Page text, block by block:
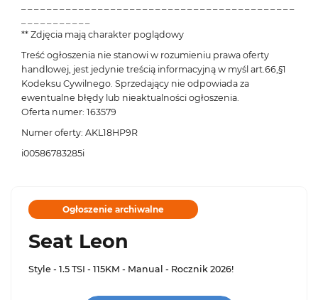
** Zdjęcia mają charakter poglądowy
Treść ogłoszenia nie stanowi w rozumieniu prawa oferty
handlowej, jest jedynie treścią informacyjną w myśl art.66,§1
Kodeksu Cywilnego. Sprzedający nie odpowiada za
ewentualne błędy lub nieaktualności ogłoszenia.
Oferta numer: 163579
Numer oferty: AKL18HP9R
i00586783285i
Ogłoszenie archiwalne
Seat Leon
Style - 1.5 TSI - 115KM - Manual - Rocznik 2026!